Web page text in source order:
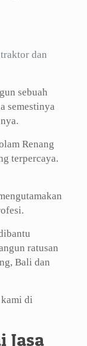
dan
sebuah
semestinya
Renang
terpercaya.
ratusan
Bali dan
di
Jasa